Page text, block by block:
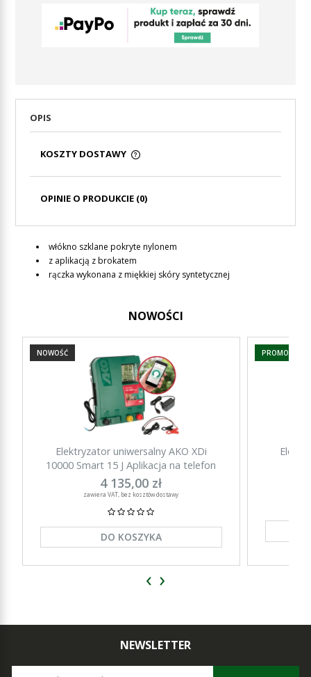
OPIS
KOSZTY DOSTAWY
PŁATNOŚCI
OPINIE O PRODUKCIE (0)
włókno szklane pokryte nylonem
z aplikacją z brokatem
rączka wykonana z miękkiej skóry syntetycznej
NOWOŚCI
Elektryzator uniwersalny AKO XDi
10000 Smart 15 J Aplikacja na telefon
4 135,00 zł
zawiera VAT, bez kosztów dostawy
DO KOSZYKA
NOWOŚĆ PROMOCJA
‹ ›
NEWSLETTER